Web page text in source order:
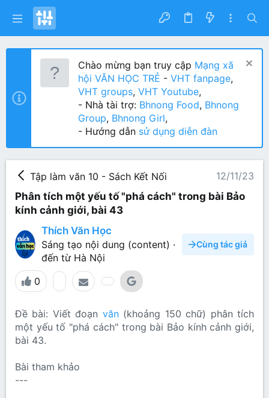
Chào mừng bạn truy cập Mạng xã
hội VĂN HỌC TRẺ - VHT fanpage,
VHT groups, VHT Youtube,
- Nhà tài trợ: Bhnong Food, Bhnong
Group, Bhnong Girl,
- Hướng dẫn sử dụng diễn đàn
Tập làm văn 10 - Sách Kết Nối
12/11/23
Phân tích một yếu tố "phá cách" trong bài Bảo
kính cảnh giới, bài 43
Thích Văn Học
Sáng tạo nội dung (content) ·
đến từ Hà Nội
Cùng tác giả
0
Đề bài: Viết đoạn văn(khoảng 150 chữ) phân tích
một yếu tố "phá cách" trong bài Bảo kính cảnh giới,
bài 43.
Bài tham khảo
---